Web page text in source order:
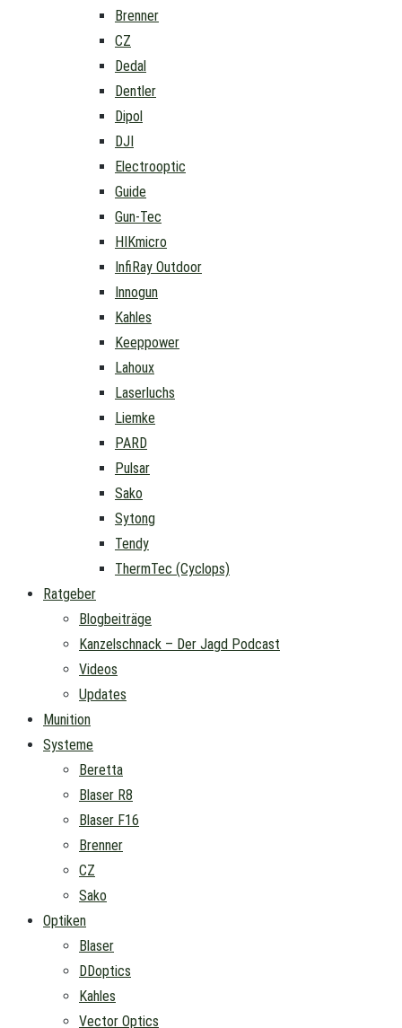
Brenner
CZ
Dedal
Dentler
Dipol
DJI
Electrooptic
Guide
Gun-Tec
HIKmicro
InfiRay Outdoor
Innogun
Kahles
Keeppower
Lahoux
Laserluchs
Liemke
PARD
Pulsar
Sako
Sytong
Tendy
ThermTec (Cyclops)
Ratgeber
Blogbeiträge
Kanzelschnack – Der Jagd Podcast
Videos
Updates
Munition
Systeme
Beretta
Blaser R8
Blaser F16
Brenner
CZ
Sako
Optiken
Blaser
DDoptics
Kahles
Vector Optics